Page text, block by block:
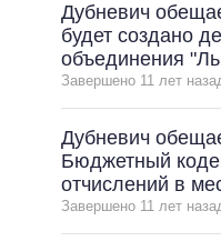
Дубневич
будет создано
объединения
Завершено 11 лет
Дубневич
Бюджетный
отчислений в
Завершено 11 лет